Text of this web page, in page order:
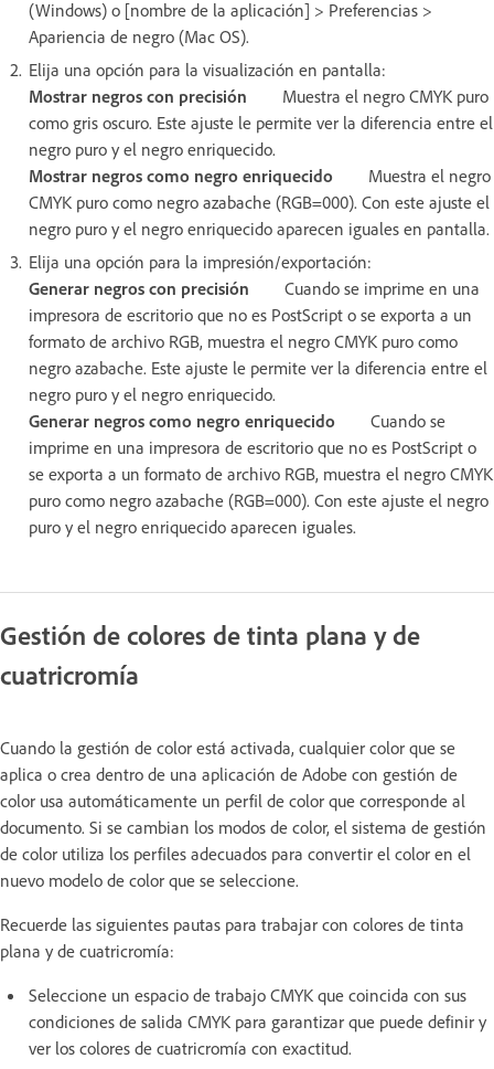
(Windows) o [nombre de la aplicación] > Preferencias >
Apariencia de negro (Mac OS).
Elija una opción para la visualización en pantalla:
Mostrar negros con precisión Muestra el negro CMYK puro
como gris oscuro. Este ajuste le permite ver la diferencia entre el
negro puro y el negro enriquecido.
Mostrar negros como negro enriquecido Muestra el negro
CMYK puro como negro azabache (RGB=000). Con este ajuste el
negro puro y el negro enriquecido aparecen iguales en pantalla.
Elija una opción para la impresión/exportación:
Generar negros con precisión Cuando se imprime en una
impresora de escritorio que no es PostScript o se exporta a un
formato de archivo RGB, muestra el negro CMYK puro como
negro azabache. Este ajuste le permite ver la diferencia entre el
negro puro y el negro enriquecido.
Generar negros como negro enriquecido Cuando se
imprime en una impresora de escritorio que no es PostScript o
se exporta a un formato de archivo RGB, muestra el negro CMYK
puro como negro azabache (RGB=000). Con este ajuste el negro
puro y el negro enriquecido aparecen iguales.
Gestión de colores de tinta plana y de
cuatricromía
Cuando la gestión de color está activada, cualquier color que se
aplica o crea dentro de una aplicación de Adobe con gestión de
color usa automáticamente un perfil de color que corresponde al
documento. Si se cambian los modos de color, el sistema de gestión
de color utiliza los perfiles adecuados para convertir el color en el
nuevo modelo de color que se seleccione.
Recuerde las siguientes pautas para trabajar con colores de tinta
plana y de cuatricromía:
Seleccione un espacio de trabajo CMYK que coincida con sus
condiciones de salida CMYK para garantizar que puede definir y
ver los colores de cuatricromía con exactitud.